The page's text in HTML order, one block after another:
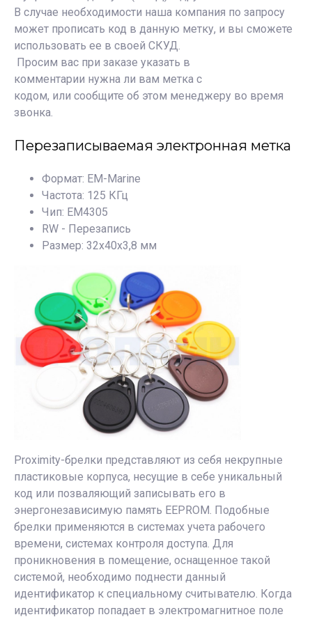
В случае необходимости наша компания по запросу
может прописать код в данную метку, и вы сможете
использовать ее в своей СКУД.
Просим вас при заказе указать в
комментарии нужна ли вам метка с
кодом, или сообщите об этом менеджеру во время
звонка.
Перезаписываемая электронная метка
Формат: EM-Marine
Частота: 125 КГц
Чип: EM4305
RW - Перезапись
Размер: 32х40х3,8 мм
Proximity-брелки представляют из себя некрупные
пластиковые корпуса, несущие в себе уникальный
код или позваляющий записывать его в
энергонезависимую память EEPROM. Подобные
брелки применяются в системах учета рабочего
времени, системах контроля доступа. Для
проникновения в помещение, оснащенное такой
системой, необходимо поднести данный
идентификатор к специальному считывателю. Когда
идентификатор попадает в электромагнитное поле